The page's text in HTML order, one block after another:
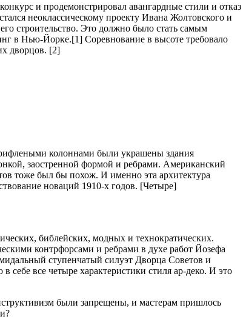
и продемонстрировал авангардные стили и отказ
неоклассическому проекту Ивана Жолтовского и
строительство. Это должно было стать самым
в Нью-Йорке.[1] Соревнование в высоте требовало
дворцов. [2]
колоннами были украшены здания
заостренной формой и ребрами. Американский
тоже был бы похож. И именно эта архитектура
новаций 1910-х годов. [Четыре]
библейских, модных и технократических.
контрфорсами и ребрами в духе работ Йозефа
ступенчатый силуэт Дворца Советов и
все четыре характеристики стиля ар-деко. И это
были запрещены, и мастерам пришлось